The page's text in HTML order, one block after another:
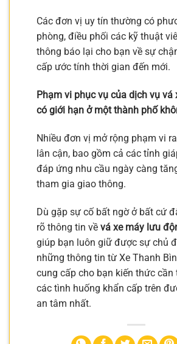
Các đơn vị uy tín thường có
phòng, điều phối các kỹ thuật
thông báo lại cho bạn về sự
cấp ước tính thời gian đến mới.
Phạm vi phục vụ của dịch vụ vá
có giới hạn ở một thành phố
Nhiều đơn vị mở rộng phạm vi
lân cận, bao gồm cả các tỉnh
đáp ứng nhu cầu ngày càng
tham gia giao thông.
Dù gặp sự cố bất ngờ ở bất cứ
rõ thông tin về vá xe máy lưu
giúp bạn luôn giữ được sự chủ
những thông tin từ Xe Thanh
cung cấp cho bạn kiến thức cần
các tình huống khẩn cấp trên
an tâm nhất.